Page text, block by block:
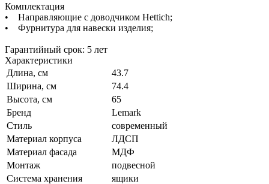
Комплектация
• Направляющие с доводчиком Hettich;
• Фурнитура для навески изделия;
Гарантийный срок: 5 лет
Характеристики
Длина, см
43.7
Ширина, см
74.4
Высота, см
65
Бренд
Lemark
Стиль
современный
Материал корпуса
ЛДСП
Материал фасада
МДФ
Монтаж
подвесной
Система хранения
ящики